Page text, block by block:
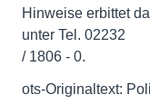
Hinweise erbittet
unter Tel. 02232
/ 1806 - 0.
ots-Originaltext: